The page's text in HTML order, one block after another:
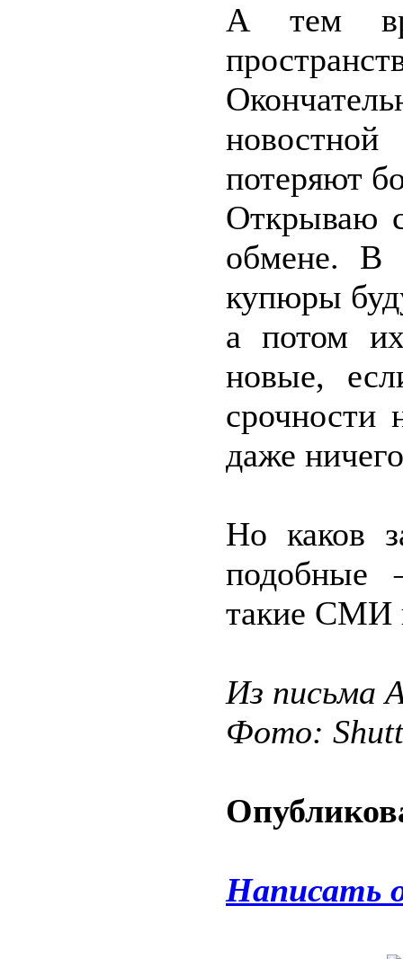
А тем
потеряют
Открываю
обмене. В
купюры
а потом
новые,
срочности
даже
Но каков
подобные
такие СМИ
Из письма
Фото:
Написать